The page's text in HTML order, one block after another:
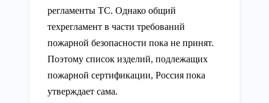
регламенты ТС. Однако общий
техрегламент в части требований
пожарной безопасности пока не принят.
Поэтому список изделий, подлежащих
пожарной сертификации, Россия пока
утверждает сама.